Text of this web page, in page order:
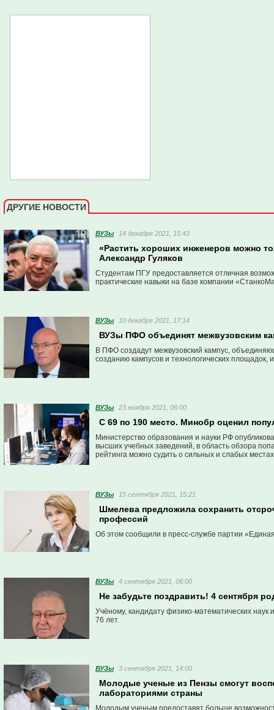
ДРУГИЕ НОВОСТИ
ВУЗы 14 декабря 2021, 15:43
«Растить хороших инженеров можно
Александр Гуляков
Студентам ПГУ предоставляется отличная
практические навыки на базе компании
ВУЗы 10 декабря 2021, 17:14
ВУЗы ПФО объединят межвузовским
В ПФО создадут межвузовский кампус,
созданию кампусов и технологических
ВУЗы 23 ноября 2021, 06:00
С 69 по 190 место. Минобр оценил
Министерство образования и науки РФ
высших учебных заведений, в область обзора
рейтинга можно судить о сильных и слабых
ВУЗы 15 сентября 2021, 15:21
Шмелева предложила сохранить
профессий
Об этом сообщили в пресс-службе партии
ВУЗы 4 сентября 2021, 06:00
Не забудьте поздравить! 4 сентября
Учёному, кандидату физико-математических
76 лет.
ВУЗы 3 сентября 2021, 14:00
Молодые ученые из Пензы смогут
лабораториями страны
Молодым ученым предоставят больше